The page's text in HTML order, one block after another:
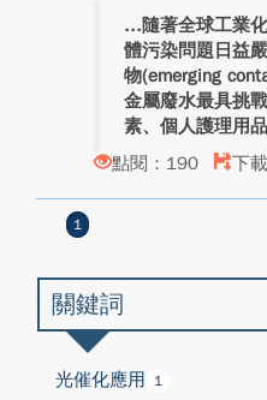
隨著全球工業
體污染問題日益
物(emerging
金屬廢水最具挑
素、個人護理用
點閱：190
下
1
關鍵詞
光催化應用 1